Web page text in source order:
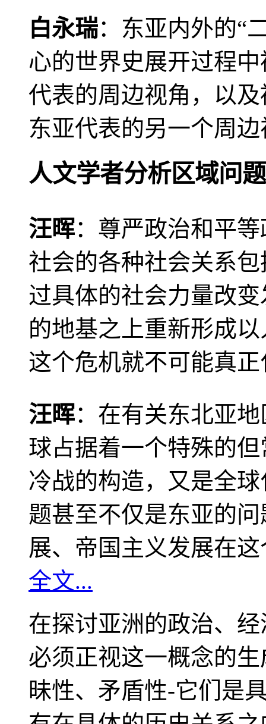
白永瑞：东亚内外的“
心的世界史展开过程
代表的周边视角，以
东亚代表的另一个周
人文学者分析区域问题
汪晖：尊严政治和平
社会的各种社会关系
过具体的社会力量改
的地基之上重新形成
这个危机就不可能真
汪晖：在有关东北亚
球占据着一个特殊的
冷战的构造，又是全
题甚至不仅是东亚的
展、帝国主义发展在
全文...
在探讨亚洲的政治、
必须正视这一概念的
昧性、矛盾性-它们是